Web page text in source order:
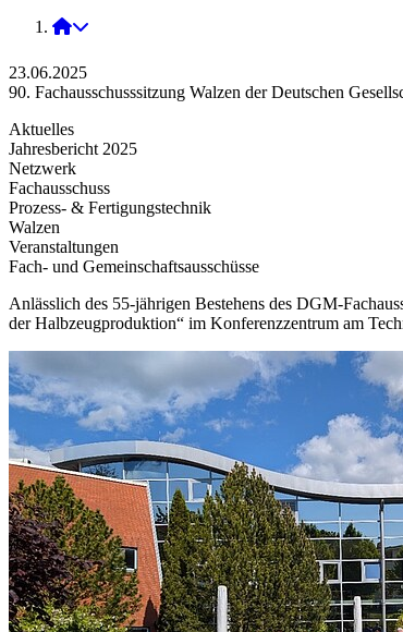
2025
23.06.2025
90. Fachausschusssitzung Walzen der Deutschen
Aktuelles
Jahresbericht 2025
Netzwerk
Fachausschuss
Prozess- & Fertigungstechnik
Walzen
Veranstaltungen
Fach- und Gemeinschaftsausschüsse
Anlässlich des 55-jährigen Bestehens des DGM-
der Halbzeugproduktion“ im Konferenzzentrum am